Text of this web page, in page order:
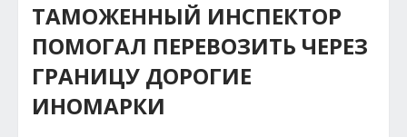
ТАМОЖЕННЫЙ ИНСПЕКТОР
ПОМОГАЛ ПЕРЕВОЗИТЬ ЧЕРЕЗ
ГРАНИЦУ ДОРОГИЕ
ИНОМАРКИ